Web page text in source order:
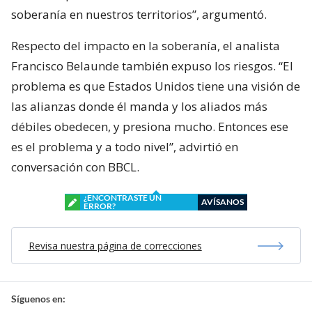
soberanía en nuestros territorios”, argumentó.
Respecto del impacto en la soberanía, el analista
Francisco Belaunde también expuso los riesgos. “El
problema es que Estados Unidos tiene una visión de
las alianzas donde él manda y los aliados más
débiles obedecen, y presiona mucho. Entonces ese
es el problema y a todo nivel”, advirtió en
conversación con BBCL.
¿ENCONTRASTE UN
ERROR?
AVÍSANOS
Revisa nuestra página de correcciones
Síguenos en: